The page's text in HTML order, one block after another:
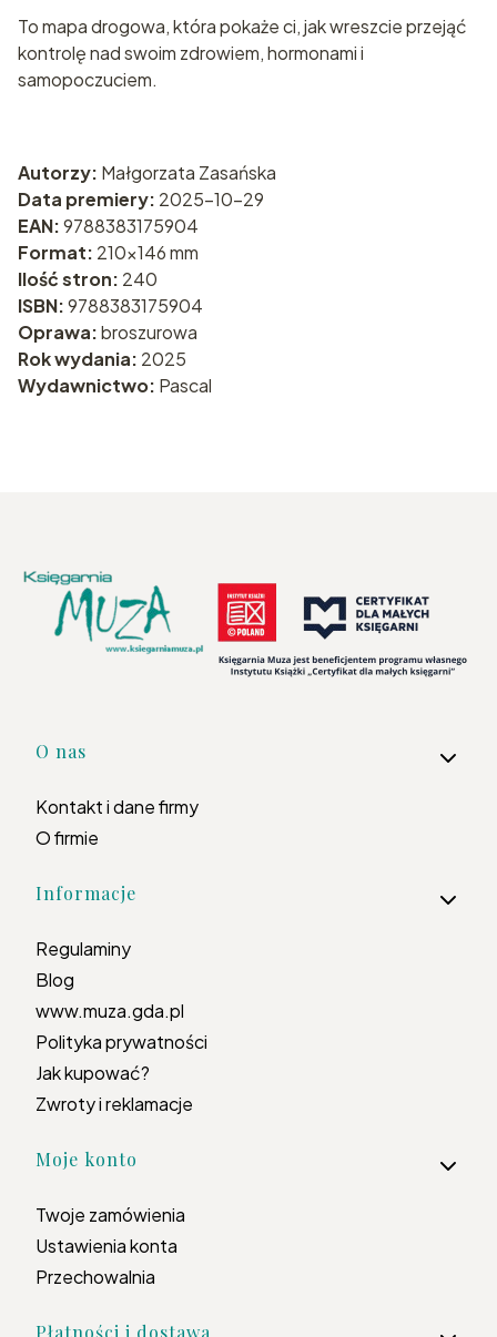
To mapa drogowa, która pokaże ci, jak wreszcie przejąć
kontrolę nad swoim zdrowiem, hormonami i
samopoczuciem.
Autorzy: Małgorzata Zasańska
Data premiery: 2025-10-29
EAN:9788383175904
Format: 210x146 mm
Ilość stron: 240
ISBN:9788383175904
Oprawa:broszurowa
Rok wydania: 2025
Wydawnictwo: Pascal
Linki w stopce
O nas
Kontakt i dane firmy
O firmie
Informacje
Regulaminy
Blog
www.muza.gda.pl
Polityka prywatności
Jak kupować?
Zwroty i reklamacje
Moje konto
Twoje zamówienia
Ustawienia konta
Przechowalnia
Płatności i dostawa